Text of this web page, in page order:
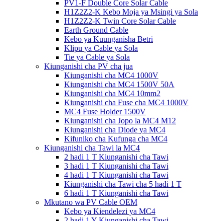
PV1-F Double Core Solar Cable
H1Z2Z2-K Kebo Moja ya Msingi ya Sola
H1Z2Z2-K Twin Core Solar Cable
Earth Ground Cable
Kebo ya Kuunganisha Betri
Klipu ya Cable ya Sola
Tie ya Cable ya Sola
Kiunganishi cha PV cha jua
Kiunganishi cha MC4 1000V
Kiunganishi cha MC4 1500V 50A
Kiunganishi cha MC4 10mm2
Kiunganishi cha Fuse cha MC4 1000V
MC4 Fuse Holder 1500V
Kiunganishi cha Jopo la MC4 M12
Kiunganishi cha Diode ya MC4
Kifuniko cha Kufunga cha MC4
Kiunganishi cha Tawi la MC4
2 hadi 1 T Kiunganishi cha Tawi
3 hadi 1 T Kiunganishi cha Tawi
4 hadi 1 T Kiunganishi cha Tawi
Kiunganishi cha Tawi cha 5 hadi 1 T
6 hadi 1 T Kiunganishi cha Tawi
Mkutano wa PV Cable OEM
Kebo ya Kiendelezi ya MC4